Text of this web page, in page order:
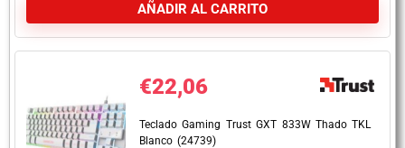
AÑADIR AL CARRITO
€22,06
Teclado Gaming Trust GXT 833W Thado TKL
Blanco (24739)